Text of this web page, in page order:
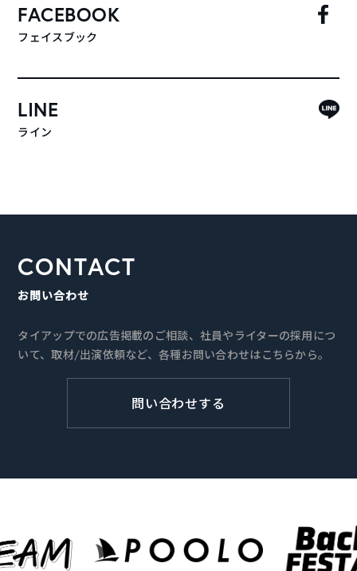
FACEBOOK
フェイスブック
LINE
ライン
CONTACT
お問い合わせ
タイアップでの広告掲載のご相談、社員やライターの採用につ
いて、取材/出演依頼など、各種お問い合わせはこちらから。
問い合わせする